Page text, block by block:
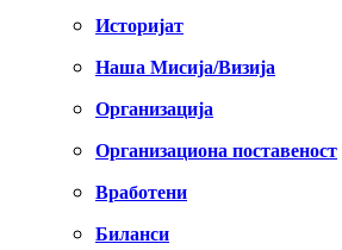
Историјат
Наша Мисија/Визија
Организација
Организациона поставеност
Вработени
Биланси